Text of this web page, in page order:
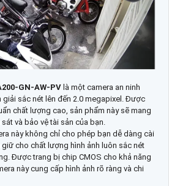
GN-AW-PV là một camera an ninh
sắc nét lên đến 2.0 megapixel. Được
chất lượng cao, sản phẩm này sẽ mang
và bảo vệ tài sản của bạn.
này không chỉ cho phép bạn dễ dàng cài
cho chất lượng hình ảnh luôn sắc nét
Được trang bị chip CMOS cho khả năng
này cung cấp hình ảnh rõ ràng và chi